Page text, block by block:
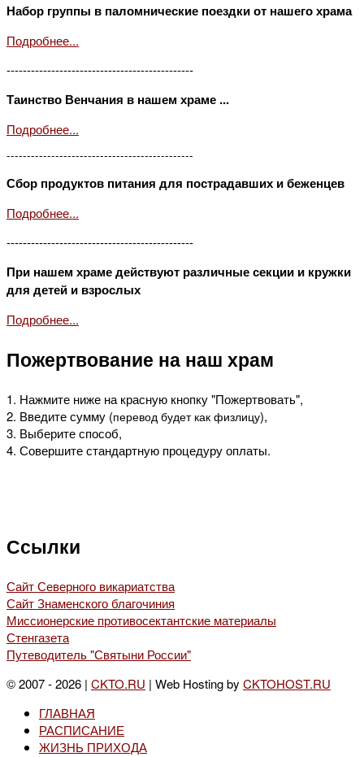
Набор группы в паломнические поездки от нашего храма
Подробнее...
----------------------------------------------
Таинство Венчания в нашем храме ...
Подробнее...
----------------------------------------------
Сбор продуктов питания для пострадавших и беженцев
Подробнее...
----------------------------------------------
При нашем храме действуют различные секции и кружки
для детей и взрослых
Подробнее...
Пожертвование на наш храм
1. Нажмите ниже на красную кнопку "Пожертвовать",
2. Введите сумму (перевод будет как физлицу),
3. Выберите способ,
4. Совершите стандартную процедуру оплаты.
Ссылки
Сайт Северного викариатства
Сайт Знаменского благочиния
Миссионерские противосектантские материалы
Стенгазета
Путеводитель "Святыни России"
© 2007 - 2026 | CKTO.RU | Web Hosting by CKTOHOST.RU
ГЛАВНАЯ
РАСПИСАНИЕ
ЖИЗНЬ ПРИХОДА